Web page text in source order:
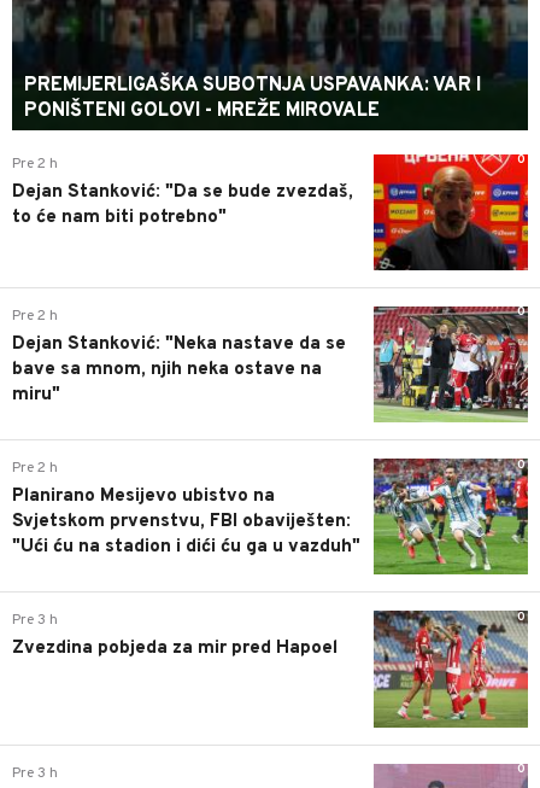
PREMIJERLIGAŠKA SUBOTNJA USPAVANKA: VAR I
PONIŠTENI GOLOVI - MREŽE MIROVALE
0
Pre 2 h
Dejan Stanković: "Da se bude zvezdaš,
to će nam biti potrebno"
0
Pre 2 h
Dejan Stanković: "Neka nastave da se
bave sa mnom, njih neka ostave na
miru"
0
Pre 2 h
Planirano Mesijevo ubistvo na
Svjetskom prvenstvu, FBI obaviješten:
"Ući ću na stadion i dići ću ga u vazduh"
0
Pre 3 h
Zvezdina pobjeda za mir pred Hapoel
0
Pre 3 h